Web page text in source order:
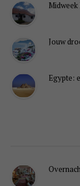
Jouw
Egypte: